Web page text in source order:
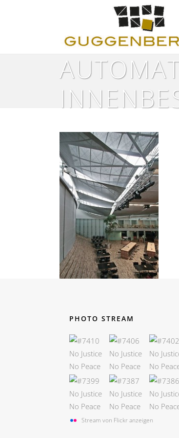
PHOTO STREAM
Stream von Flickr anzeigen